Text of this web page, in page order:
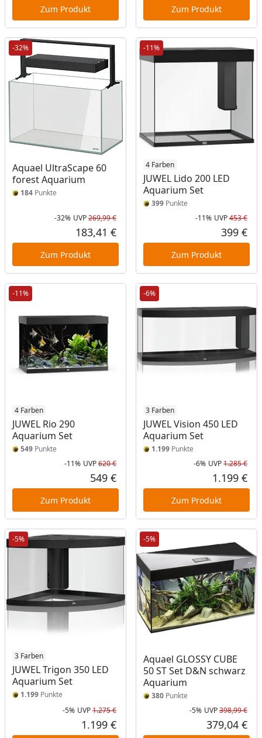
Zum Produkt Zum Produkt
-32%
Aquael UltraScape 60
forest Aquarium
184 Punkte
Rabatt in Prozent
-32%
Ursprünglicher Preis
UVP269,99 €
Aktueller Preis
183,41 €
Zum Produkt
-11%
4 Farben
JUWEL Lido 200 LED
Aquarium Set
399Punkte
-11% UVP453 €
399 €
Zum Produkt
-11%
4 Farben
JUWEL Rio 290
Aquarium Set
549 Punkte
Rabatt in Prozent
-11%
Ursprünglicher Preis
UVP620 €
Aktueller Preis
549 €
Zum Produkt
-6%
3 Farben
JUWEL Vision 450 LED
Aquarium Set
1.199Punkte
-6% UVP1.285 €
1.199 €
Zum Produkt
-5%
3 Farben
JUWEL Trigon 350 LED
Aquarium Set
1.199 Punkte
Rabatt in Prozent
-5%
Ursprünglicher Preis
UVP1.275 €
Aktueller Preis
1.199 €
-5%
Aquael GLOSSY CUBE
50 ST Set D&N schwarz
Aquarium
380Punkte
-5% UVP398,99 €
379,04 €